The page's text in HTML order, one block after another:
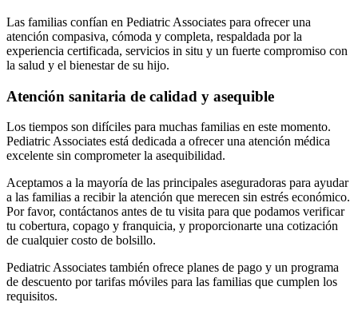
Las familias confían en Pediatric Associates para ofrecer una
atención compasiva, cómoda y completa, respaldada por la
experiencia certificada, servicios in situ y un fuerte compromiso con
la salud y el bienestar de su hijo.
Atención sanitaria de calidad y asequible
Los tiempos son difíciles para muchas familias en este momento.
Pediatric Associates está dedicada a ofrecer una atención médica
excelente sin comprometer la asequibilidad.
Aceptamos a la mayoría de las principales aseguradoras para ayudar
a las familias a recibir la atención que merecen sin estrés económico.
Por favor, contáctanos antes de tu visita para que podamos verificar
tu cobertura, copago y franquicia, y proporcionarte una cotización
de cualquier costo de bolsillo.
Pediatric Associates también ofrece planes de pago y un programa
de descuento por tarifas móviles para las familias que cumplen los
requisitos.